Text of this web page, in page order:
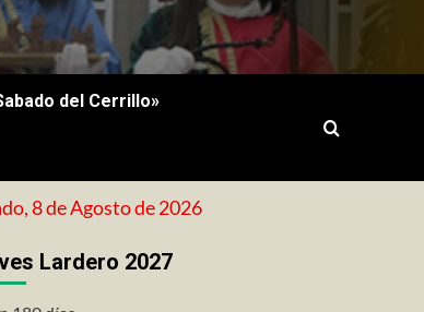
del Cerrillo»
8 de Agosto de 2026
Lardero 2027